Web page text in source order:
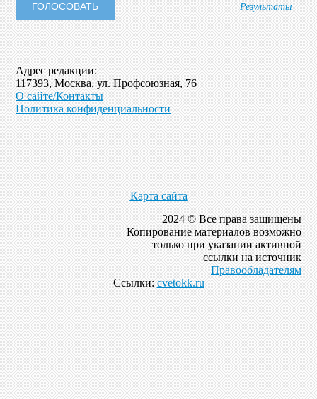
Результаты
Адрес редакции:
117393, Москва, ул. Профсоюзная, 76
О сайте/Контакты
Политика конфиденциальности
Карта сайта
2024 © Все права защищены
Копирование материалов возможно
только при указании активной
ссылки на источник
Правообладателям
Ссылки: cvetokk.ru